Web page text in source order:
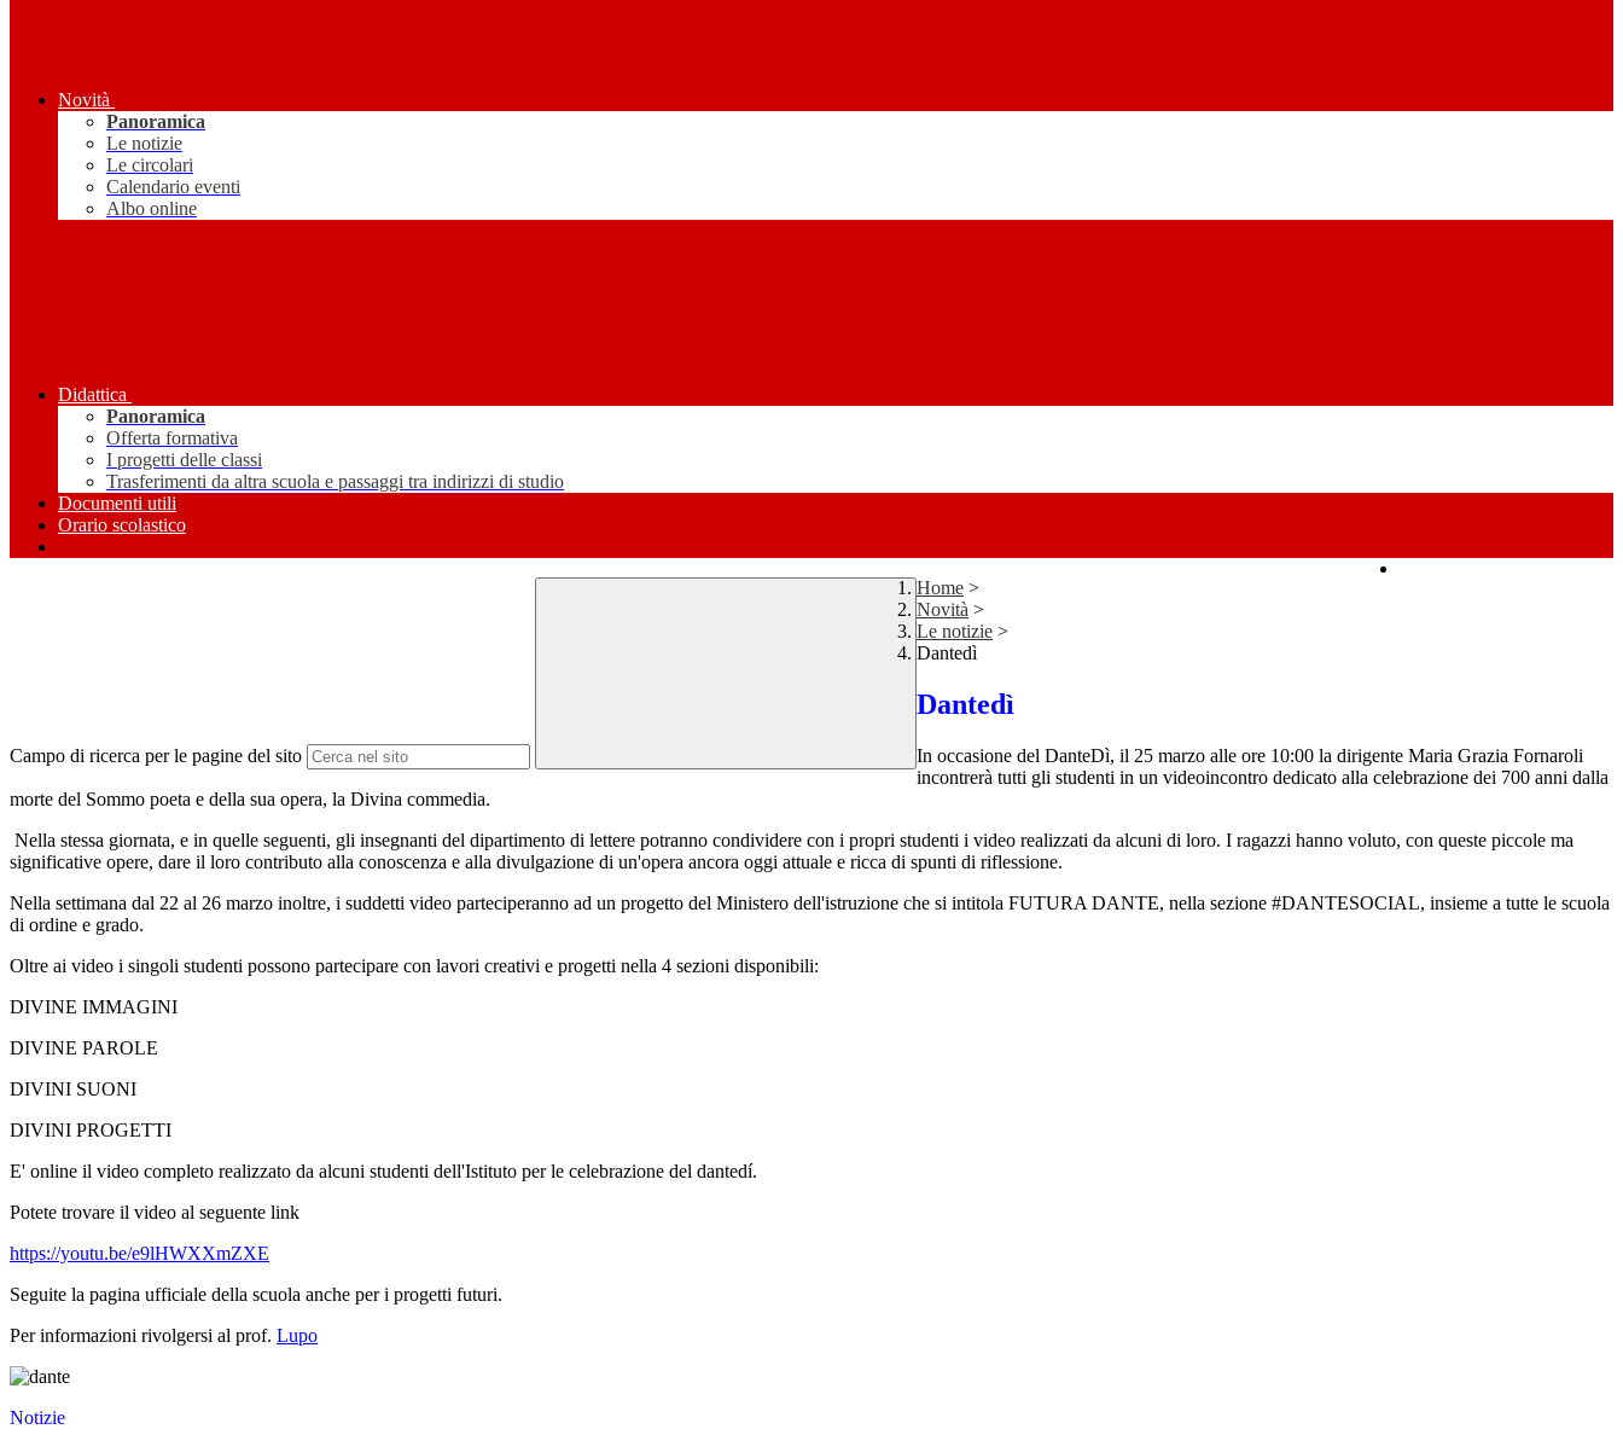
Novità
Panoramica
Le notizie
Le circolari
Calendario eventi
Albo online
Didattica
Panoramica
Offerta formativa
I progetti delle classi
Trasferimenti da altra scuola e passaggi tra indirizzi di studio
Documenti utili
Orario scolastico
Campo di ricerca per le pagine del sito
Home >
Novità >
Le notizie >
Dantedì
Dantedì
In occasione del DanteDì, il 25 marzo alle ore 10:00 la dirigente Maria Grazia Fornaroli
incontrerà tutti gli studenti in un videoincontro dedicato alla celebrazione dei 700 anni dalla
morte del Sommo poeta e della sua opera, la Divina commedia.
Nella stessa giornata, e in quelle seguenti, gli insegnanti del dipartimento di lettere potranno condividere con i propri studenti i video realizzati da alcuni di loro. I ragazzi hanno voluto, con queste piccole ma
significative opere, dare il loro contributo alla conoscenza e alla divulgazione di un'opera ancora oggi attuale e ricca di spunti di riflessione.
Nella settimana dal 22 al 26 marzo inoltre, i suddetti video parteciperanno ad un progetto del Ministero dell'istruzione che si intitola FUTURA DANTE, nella sezione #DANTESOCIAL, insieme a tutte le scuola
di ordine e grado.
Oltre ai video i singoli studenti possono partecipare con lavori creativi e progetti nella 4 sezioni disponibili:
DIVINE IMMAGINI
DIVINE PAROLE
DIVINI SUONI
DIVINI PROGETTI
E' online il video completo realizzato da alcuni studenti dell'Istituto per le celebrazione del dantedí.
Potete trovare il video al seguente link
https://youtu.be/e9lHWXXmZXE
Seguite la pagina ufficiale della scuola anche per i progetti futuri.
Per informazioni rivolgersi al prof. Lupo
Notizie